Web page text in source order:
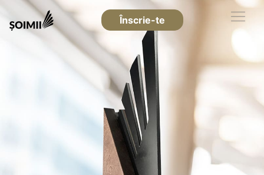
Înscrie-te